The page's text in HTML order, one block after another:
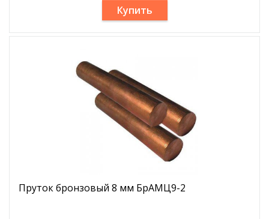
Купить
Пруток бронзовый 8 мм БрАМЦ9-2